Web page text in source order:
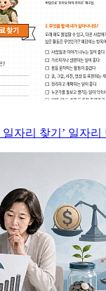
일자리 찾기’ 일자리